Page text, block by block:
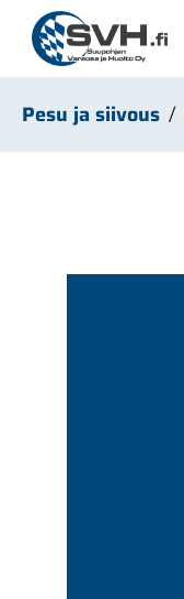
Siirry pääsisältöön
Pesu ja siivous